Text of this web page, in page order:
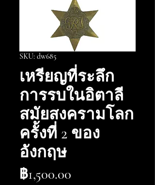
SKU: dw685
เหรียญที่ระลึก
การรบในอิตาลี
สมัยสงครามโลก
ครั้งที่ 2 ของ
อังกฤษ
฿1,500.00